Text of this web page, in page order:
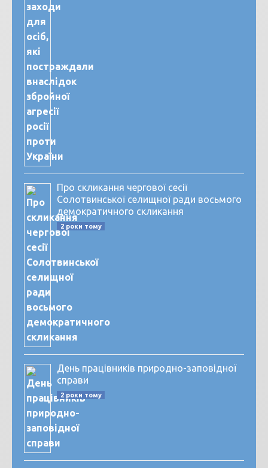
Про скликання чергової сесії
Солотвинської селищної ради восьмого
демократичного скликання
2 роки тому
День працівників природно-заповідної
справи
2 роки тому